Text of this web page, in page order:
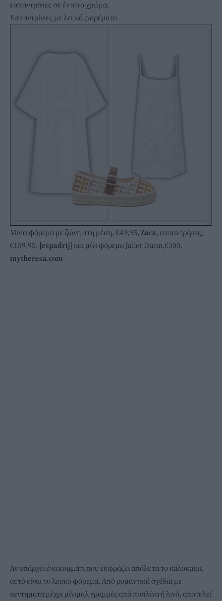
εσπαντρίγιες σε έντονο χρώμα.
Εσπαντρίγιες με λευκά φορέματα
Μίντι φόρεμα με ζώνη στη μέση, €49,95, Zara, εσπαντρίγιες,
€159,95, [espadrij] και μίνι φόρεμα Juliet Dunn,€300,
mytheresa.com
Αν υπάρχει ένα κομμάτι που εκφράζει απόλυτα το καλοκαίρι,
αυτό είναι το λευκό φόρεμα. Από ρομαντικά σχέδια με
κεντήματα μέχρι μίνιμαλ γραμμές από ποπλίνα ή λινό, αποτελεί